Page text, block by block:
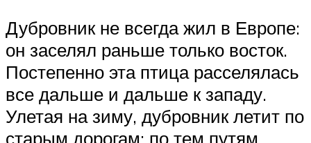
Дубровник не всегда жил в Европе:
он заселял раньше только восток.
Постепенно эта птица расселялась
все дальше и дальше к западу.
Улетая на зиму, дубровник летит по
старым дорогам: по тем путям,